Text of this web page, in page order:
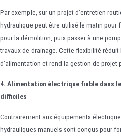
Par exemple, sur un projet d’entretien
hydraulique peut être utilisé le matin
pour la démolition, puis passer à une
travaux de drainage. Cette flexibilité
d’alimentation et rend la gestion de projet
4. Alimentation électrique fiable dans
difficiles
Contrairement aux équipements
hydrauliques manuels sont conçus pour